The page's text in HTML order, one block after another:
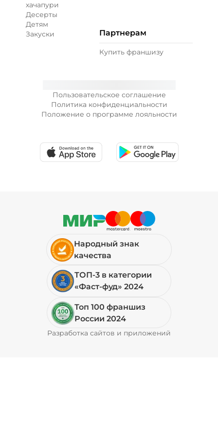
Пользовательское соглашение
Политика конфиденциальности
Положение о программе лояльности
хачапури
Десерты
Детям
Закуски
Партнерам
Купить франшизу
Народный знак
качества
ТОП-3 в категории
«Фаст-фуд» 2024
Топ 100 франшиз
России 2024
Разработка сайтов и приложений
Pyrobyte